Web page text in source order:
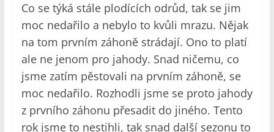
Co se týká stále plodících odrůd, tak se jim
moc nedařilo a nebylo to kvůli mrazu. Nějak
na tom prvním záhoně strádají. Ono to platí
ale ne jenom pro jahody. Snad ničemu, co
jsme zatím pěstovali na prvním záhoně, se
moc nedařilo. Rozhodli jsme se proto jahody
z prvního záhonu přesadit do jiného. Tento
rok jsme to nestihli, tak snad další sezonu to